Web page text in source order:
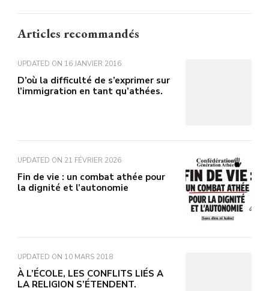
Articles recommandés
UPDATED ON 16 JANVIER 2016
D’où la difficulté de s’exprimer sur
l’immigration en tant qu’athées.
UPDATED ON 21 FÉVRIER 2026
Fin de vie : un combat athée pour
la dignité et l’autonomie
UPDATED ON 10 MARS 2018
À L’ÉCOLE, LES CONFLITS LIÉS A
LA RELIGION S’ÉTENDENT.